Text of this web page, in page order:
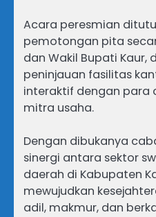
Acara peresmian
pemotongan pita
dan Wakil Bupati Kaur,
peninjauan fasilitas
interaktif dengan para
mitra usaha.
Dengan dibukanya
sinergi antara sektor
daerah di Kabupaten
mewujudkan
adil, makmur, dan